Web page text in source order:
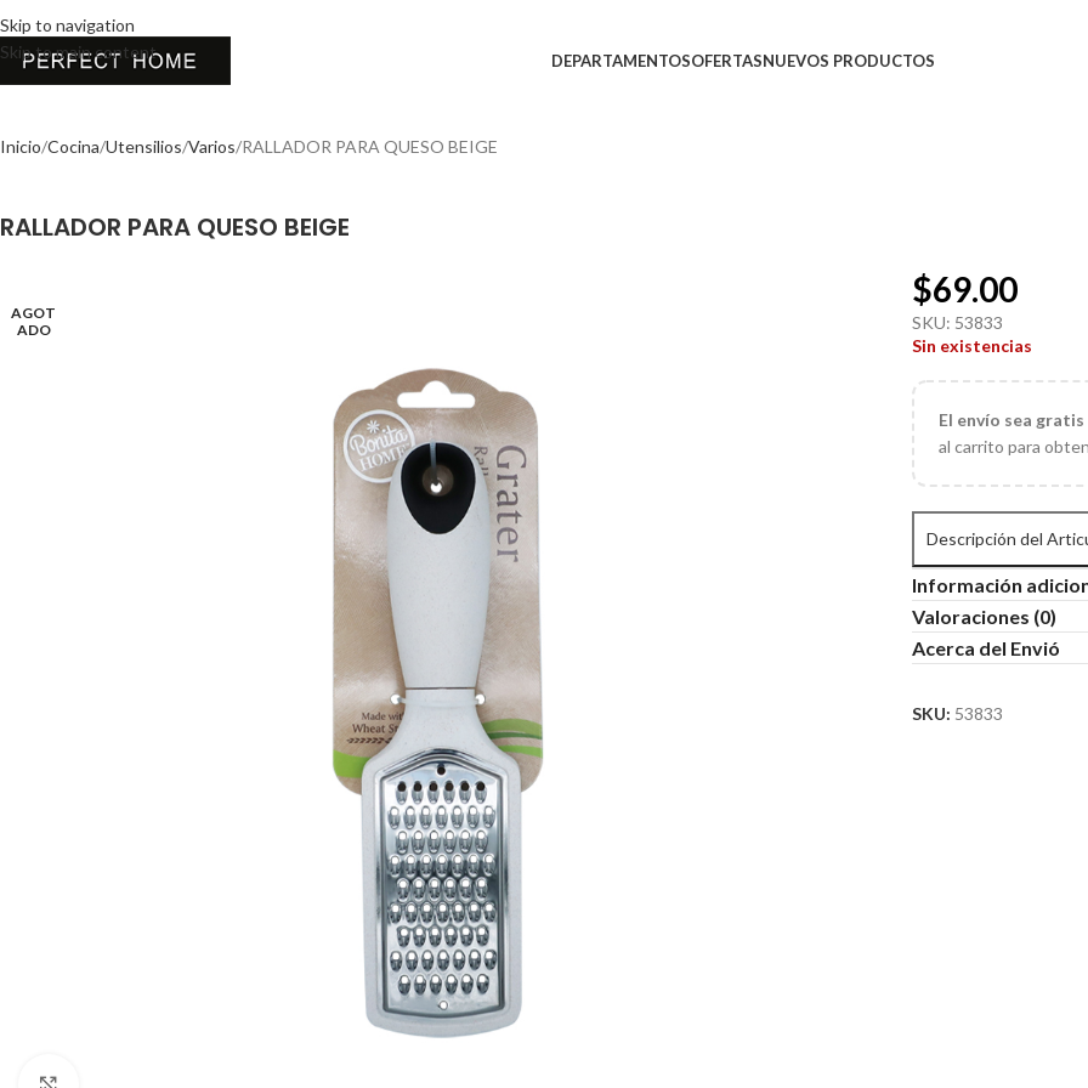
Skip to navigation
Skip to main content
DEPARTAMENTOSOFERTASNUEVOS PRODUCTOS
Inicio Cocina Utensilios Varios RALLADOR PARA QUESO BEIGE
RALLADOR PARA QUESO BEIGE
AGOT
ADO
$69.00
SKU: 53833
Sin existencias
El envío sea
al carrito para
Descripción del
Información
Valoraciones (0)
Acerca del Envió
SKU: 53833